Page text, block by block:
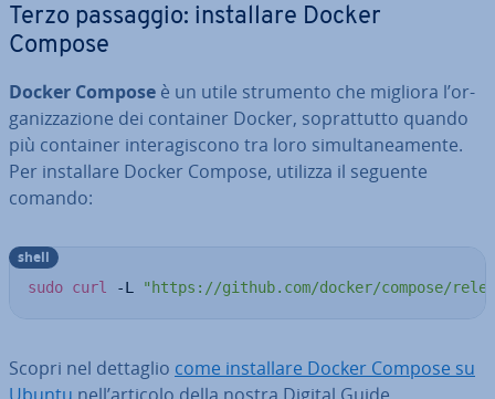
Terzo passaggio: in­stal­la­re Docker
Compose
Docker Compose è un utile strumento che migliora l’or­
ga­niz­za­zio­ne dei container Docker, so­prat­tut­to quando
più container in­te­ra­gi­sco­no tra loro si­mul­ta­nea­men­te.
Per in­stal­la­re Docker Compose, utilizza il seguente
comando:
sudo curl -L "https://github.com/docker/compose/
shell
Scopri nel dettaglio come in­stal­la­re Docker Compose su